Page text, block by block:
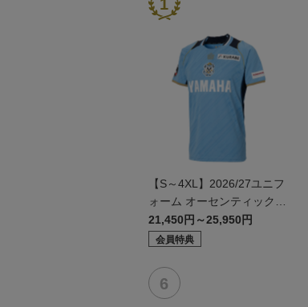
【S～4XL】2026/27ユニフ
ォーム オーセンティックモ
デル:FP1st
21,450円～25,950円
会員特典